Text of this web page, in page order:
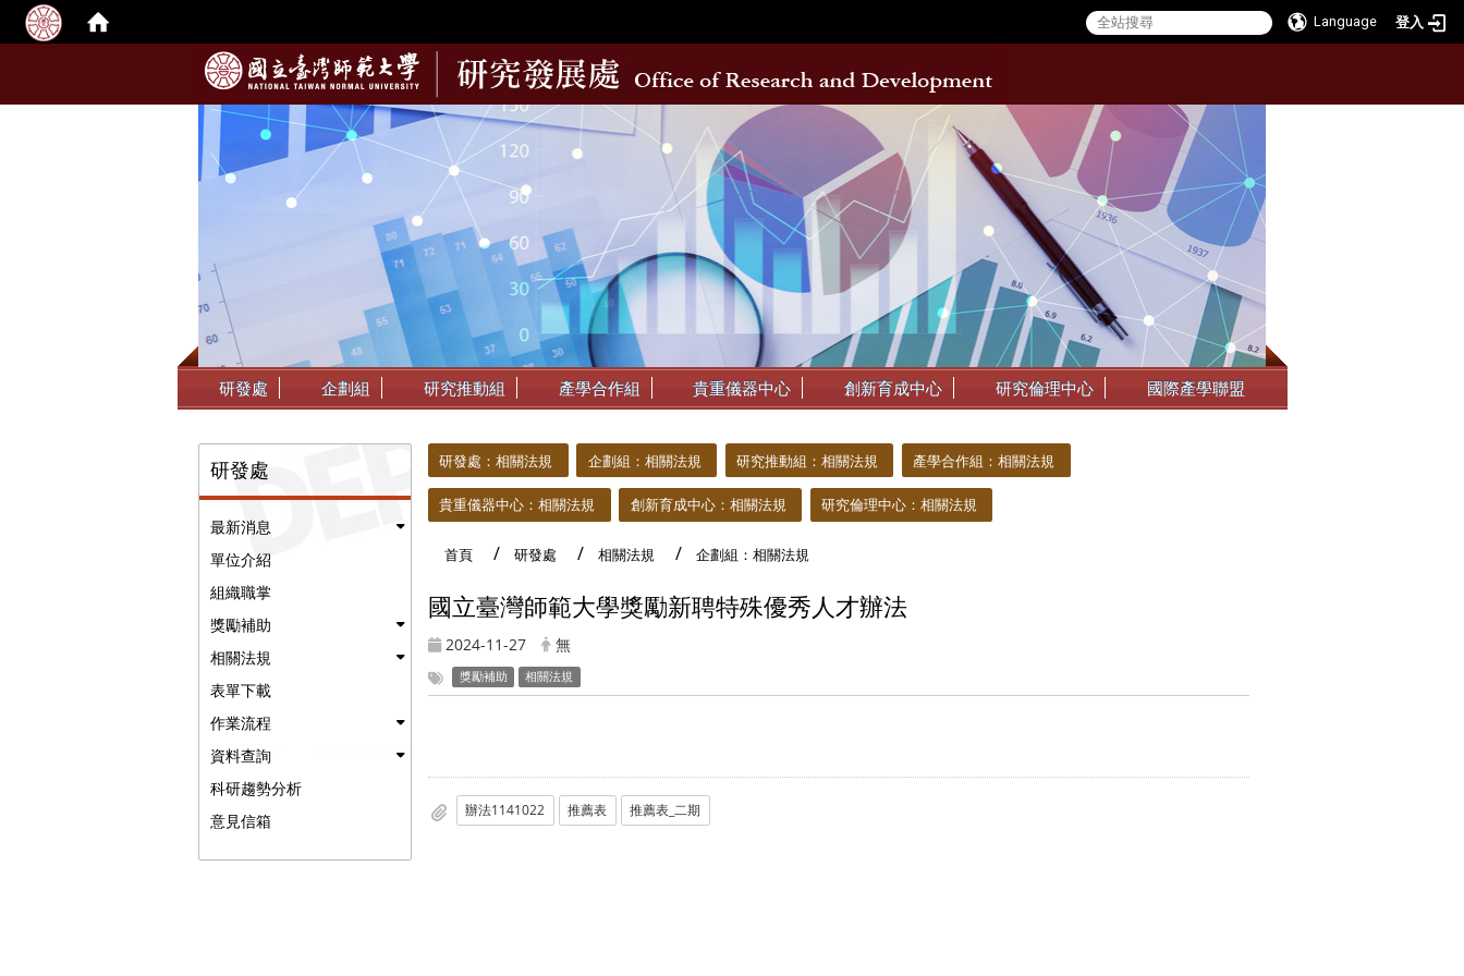
Language 登入
::: 研發處 企劃組 研究推動組 產學合作組 貴重儀器中心 創新育成中心 研究倫理中心 國際產學聯盟
研發處
最新消息
單位介紹
組織職掌
獎勵補助
相關法規
表單下載
作業流程
資料查詢
科研趨勢分析
意見信箱
研發處：相關法規 企劃組：相關法規 研究推動組：相關法規 產學合作組：相關法規
貴重儀器中心：相關法規 創新育成中心：相關法規 研究倫理中心：相關法規
首頁 研發處 相關法規 企劃組：相關法規
國立臺灣師範大學獎勵新聘特殊優秀人才辦法
2024-11-27 無
獎勵補助 相關法規
辦法1141022 推薦表 推薦表_二期